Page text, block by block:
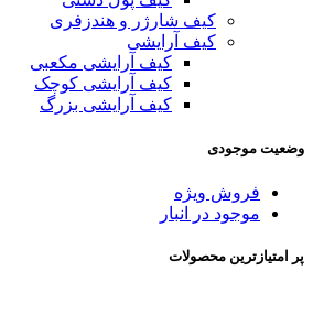
کیف شارژر و هندزفری
کیف آرایشی
کیف آرایشی مکعبی
کیف آرایشی کوچک
کیف آرایشی بزرگ
وضعیت موجودی
فروش ویژه
موجود در انبار
پر امتیازترین محصولات